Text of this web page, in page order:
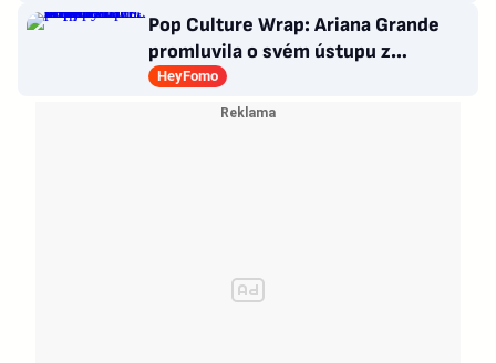
poražení
Pop Culture Wrap: Ariana Grande
promluvila o svém ústupu z
veřejného života a Sophia z
KATSEYE si dává pauzu od skupiny
HeyFomo